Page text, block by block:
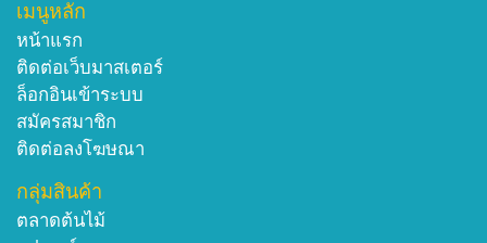
เมนูหลัก
หน้าแรก
ติดต่อเว็บมาสเตอร์
ล็อกอินเข้าระบบ
สมัครสมาชิก
ติดต่อลงโฆษณา
กลุ่มสินค้า
ตลาดต้นไม้